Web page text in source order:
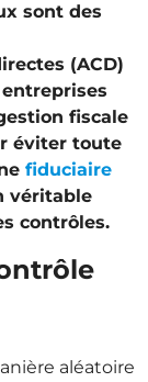
sont des
(ACD)
fiscale
éviter toute
fiduciaire
véritable
contrôles.
aléatoire